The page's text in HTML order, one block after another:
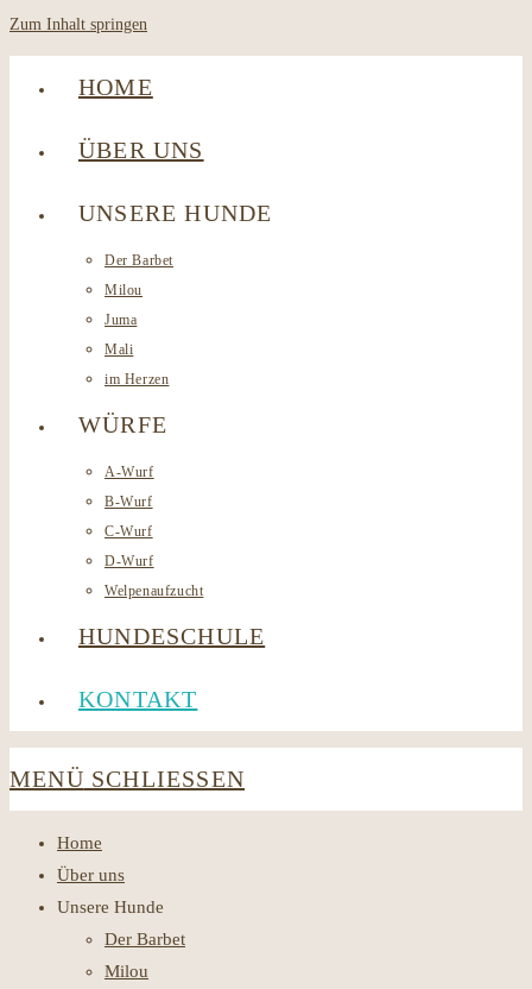
Zum Inhalt springen
HOME
ÜBER UNS
UNSERE HUNDE
Der Barbet
Milou
Juma
Mali
im Herzen
WÜRFE
A-Wurf
B-Wurf
C-Wurf
D-Wurf
Welpenaufzucht
HUNDESCHULE
KONTAKT
MENÜ SCHLIESSEN
Home
Über uns
Unsere Hunde
Der Barbet
Milou